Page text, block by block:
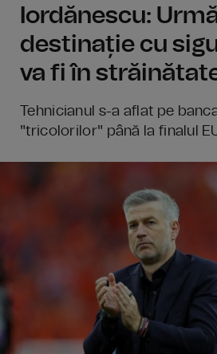
Iordănescu:
destinație cu
va fi în
Tehnicianul s-a aflat pe
"tricolorilor" până la finalul